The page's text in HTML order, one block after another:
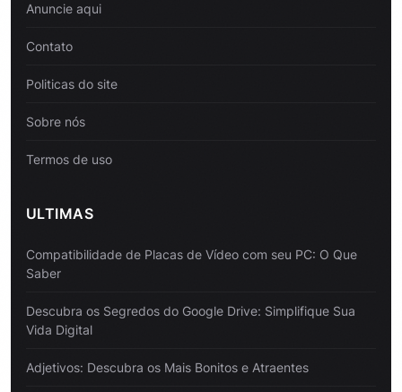
Anuncie aqui
Contato
Politicas do site
Sobre nós
Termos de uso
ULTIMAS
Compatibilidade de Placas de Vídeo com seu PC: O Que
Saber
Descubra os Segredos do Google Drive: Simplifique Sua
Vida Digital
Adjetivos: Descubra os Mais Bonitos e Atraentes